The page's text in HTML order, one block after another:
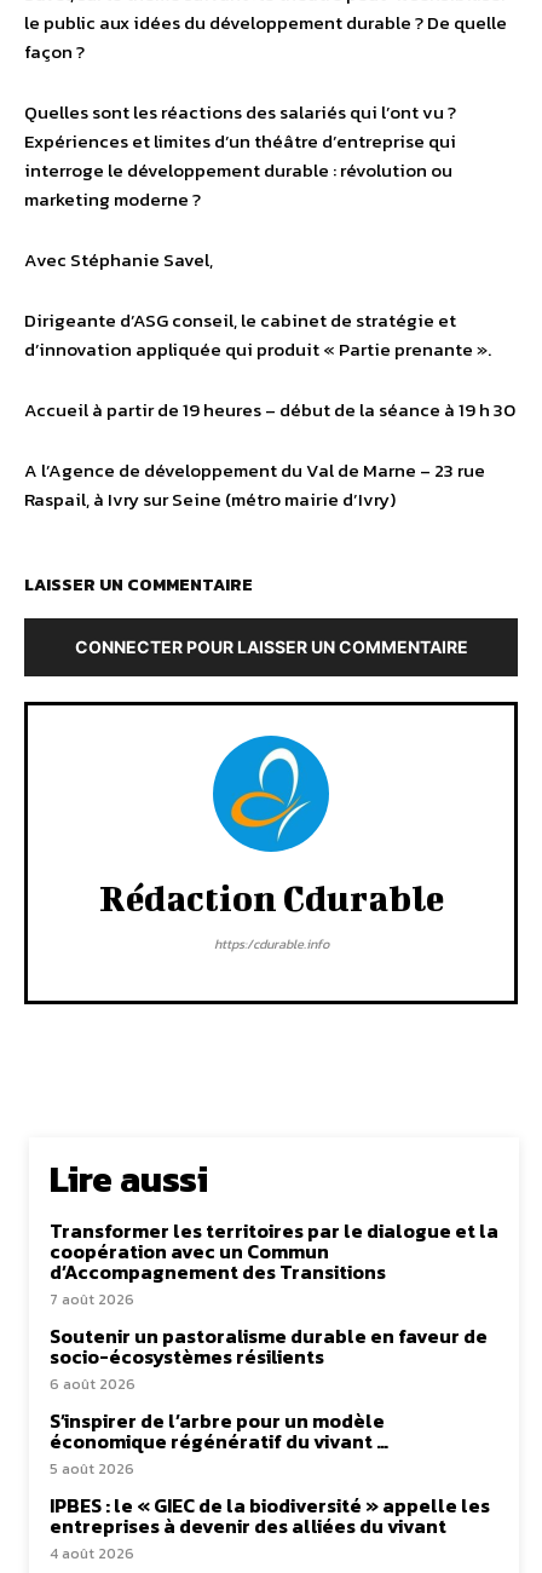
le public aux idées du développement durable ? De quelle
façon ?
Quelles sont les réactions des salariés qui l’ont vu ?
Expériences et limites d’un théâtre d’entreprise qui
interroge le développement durable : révolution ou
marketing moderne ?
Avec Stéphanie Savel,
Dirigeante d’ASG conseil, le cabinet de stratégie et
d’innovation appliquée qui produit « Partie prenante ».
Accueil à partir de 19 heures – début de la séance à 19 h 30
A l’Agence de développement du Val de Marne – 23 rue
Raspail, à Ivry sur Seine (métro mairie d’Ivry)
LAISSER UN COMMENTAIRE
CONNECTER POUR LAISSER UN COMMENTAIRE
Rédaction Cdurable
https:/cdurable.info
Lire aussi
Transformer les territoires par le dialogue et la
coopération avec un Commun
d’Accompagnement des Transitions
7 août 2026
Soutenir un pastoralisme durable en faveur de
socio-écosystèmes résilients
6 août 2026
S’inspirer de l’arbre pour un modèle
économique régénératif du vivant …
5 août 2026
IPBES : le « GIEC de la biodiversité » appelle les
entreprises à devenir des alliées du vivant
4 août 2026